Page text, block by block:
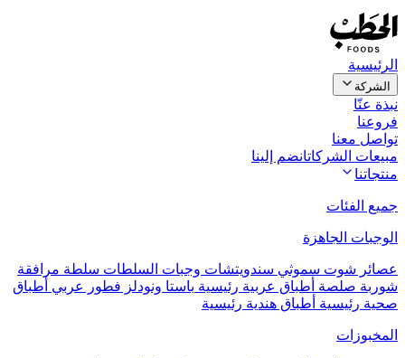
الرئيسية
الشركة
نبذة عنّا
فروعنا
تواصل معنا
مبيعات الشركاتانضم إلينا
منتجاتنا
جميع الفئات
الوجبات الجاهزة
عصائر شوت سموثي سندويتشات وجبات السلطات سلطة مرافقة
شوربة صلصة أطباق عربية رئيسية باستا ونودلز فطور عربي أطباق
صحية رئيسية أطباق هندية رئيسية
المخبوزات